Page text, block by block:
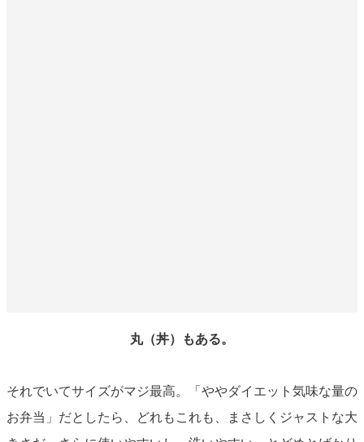
丸（丼）もある。
それでいてサイズがマジ最高。「ややダイエット気味な量の
お弁当」だとしたら、どれもこれも、まさしくジャストな大